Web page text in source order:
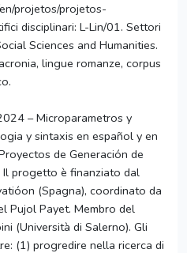
projetos/projetos-
disciplinari: L-Lin/01. Settori
Sciences and Humanities.
lingue romanze, corpus
– Microparametros y
y sintaxis en español y en
de Generación de
Il progetto è finanziato dal
(Spagna), coordinato da
Pujol Payet. Membro del
(Università di Salerno). Gli
(1) progredire nella ricerca di